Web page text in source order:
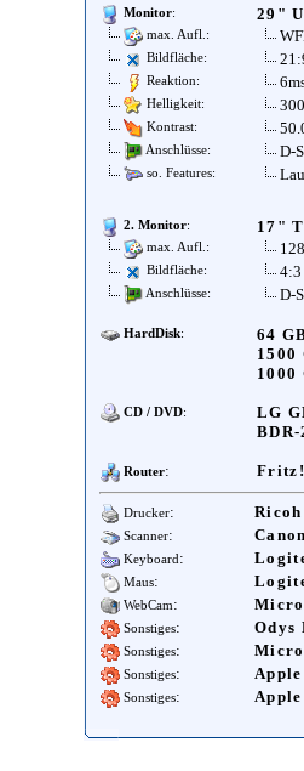
Monitor: 29"
max. Aufl.:
Bildfläche:
Reaktion:
Helligkeit:
Kontrast:
Anschlüsse: D-
so. Features:
2. Monitor: 17"
max. Aufl.:
Bildfläche: 4:3
Anschlüsse: D-
HardDisk:
64
1500
1000
CD / DVD:
LG
Router:
Drucker:
Scanner:
Keyboard:
Maus:
WebCam:
Sonstiges: Odys
Sonstiges:
Sonstiges:
Sonstiges: